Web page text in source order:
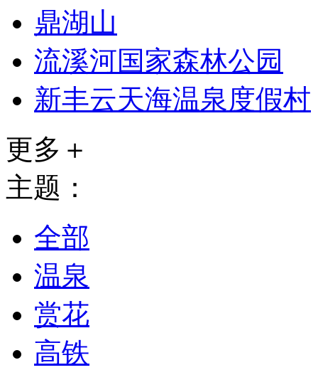
鼎湖山
流溪河国家森林公园
新丰云天海温泉度假村
更多＋
主题：
全部
温泉
赏花
高铁